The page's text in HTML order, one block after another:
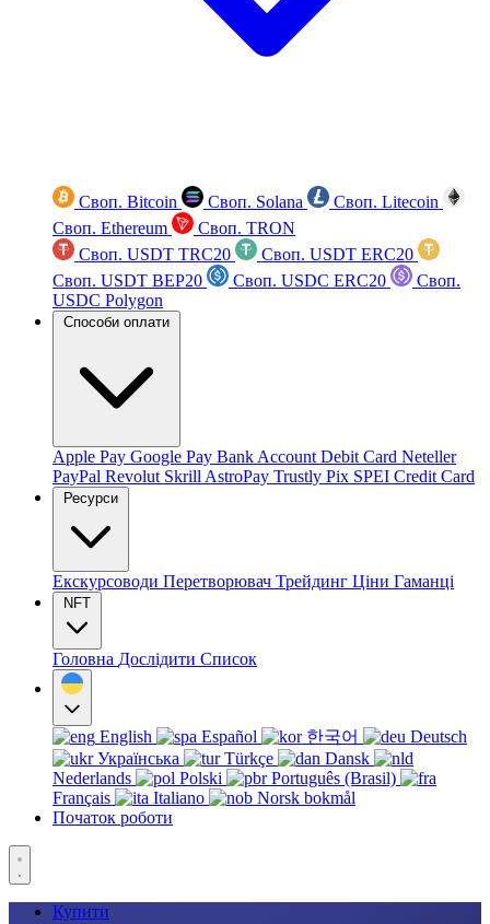
Своп. Bitcoin Своп. Solana
Своп. Litecoin
Своп. Ethereum
Своп. TRON
Своп. USDT TRC20
Своп. USDT ERC20
Своп. USDT BEP20
Своп. USDC ERC20
Своп.
USDC Polygon
Способи оплати
Apple Pay Google Pay Bank Account Debit Card Neteller
PayPal Revolut Skrill AstroPay Trustly Pix SPEI Credit Card
Ресурси
Екскурсоводи Перетворювач Трейдинг Ціни Гаманці
NFT
Головна Дослідити Список
English Español 한국어
Deutsch
Українська
Türkçe
Dansk
Nederlands
Polski
Português (Brasil)
Français
Italiano
Norsk bokmål
Початок роботи
Купити